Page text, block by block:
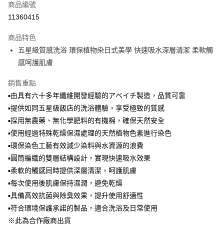
悠遊付
全盈+PAY
大哥付你分期
【大哥付你分期使用說明】
1.本服務由台灣大哥大提供，台灣大哥大用戶可立即使用無須另外申請。
流程，驗證手機門號後，選擇欲分期的期數、繳款截止日，確認付款後即完
成交易。
3.實際核准額度、可分期數及費用金額請依後續交易確認頁面所載為準。
4.訂單成立30分鐘內，如未前往確認交易或遇審核未通過，訂單將自動取
消。如遇「轉專審核」未通過狀況，表示未達大哥付你分期系統評分，恕無
法說明評估內容。
1.分期款項不併入電信帳單，「大哥付你分期」於每月結算日後寄送繳費提
醒簡訊。
2.透過簡訊連結打開帳單後，可選擇「超商條碼／台灣大直營門市／銀行轉
帳／街口支付／iPASS MONEY」等通路繳費。
【注意事項】
ATM付款
運送方式
宅配【父親節大回饋】限時$299免運
每筆NT$150，滿NT$299(含以上)免運費
商品編號
11360415
商品特色
五星級質感洗浴 環保植物染日式美學 快速吸水深層清潔 柔軟觸
感呵護肌膚
銷售重點
▪由具有六十多年纖維開發經驗的アベイチ製造，品質可靠
▪提供如同五星級飯店的洗浴體驗，享受極致的質感
▪採用無農藥、無化學肥料的有機棉，確保天然安全
▪使用經過特殊乾燥保濕處理的天然植物色素進行染色
▪環保染色工藝有效減少染料與水資源的浪費
▪圓筒編織的雙層結構設計，實現快速吸水效果
▪柔軟的觸感同時提供深層清潔，呵護肌膚
▪每次使用後肌膚保持濕潤，避免乾燥
▪具備高效抗菌與除臭效果，提升使用舒適性
▪符合環境保護承諾的製品，適合洗浴及日常使用
※此為合作廠商出貨